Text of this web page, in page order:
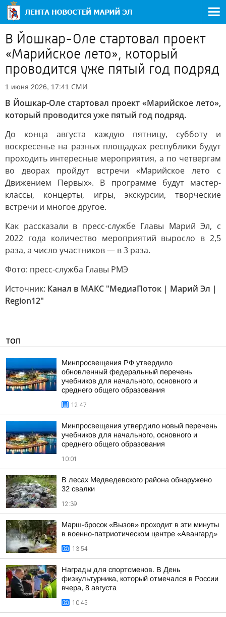
В Йошкар-Оле стартовал проект
«Марийское лето», который
проводится уже пятый год подряд
1 июня 2026, 17:41 СМИ
В Йошкар-Оле стартовал проект «Марийское лето»,
который проводится уже пятый год подряд.
До конца августа каждую пятницу, субботу и
воскресенье на разных площадках республики будут
проходить интересные мероприятия, а по четвергам
во дворах пройдут встречи «Марийское лето с
Движением Первых». В программе будут мастер-
классы, концерты, игры, экскурсии, творческие
встречи и многое другое.
Как рассказали в пресс-службе Главы Марий Эл, с
2022 года количество мероприятий выросло в 2,5
раза, а число участников — в 3 раза.
Фото: пресс-служба Главы РМЭ
Источник: Канал в МАКС "МедиаПоток | Марий Эл |
Region12"
ТОП
Минпросвещения РФ утвердило
обновленный федеральный перечень
учебников для начального, основного и
среднего общего образования
12:47
Минпросвещения утвердило новый перечень
учебников для начального, основного и
среднего общего образования
10:01
В лесах Медведевского района обнаружено
32 свалки
12:39
Марш-бросок «Вызов» проходит в эти минуты
в военно-патриотическом центре «Авангард»
13:54
Награды для спортсменов. В День
физкультурника, который отмечался в России
вчера, 8 августа
10:45